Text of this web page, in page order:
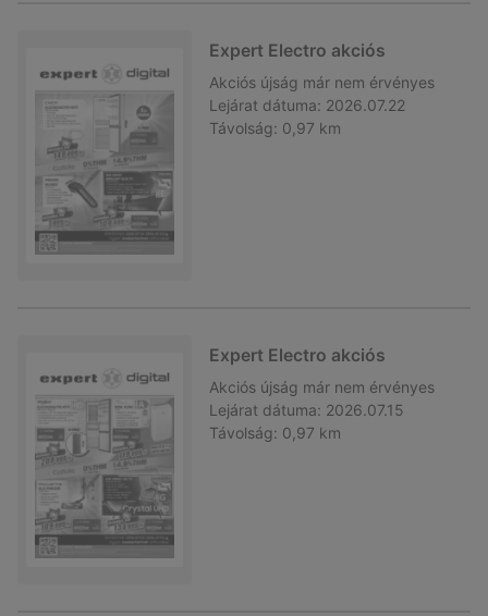
Expert Electro akciós
Akciós újság már nem érvényes
Lejárat dátuma: 2026.07.22
Távolság: 0,97 km
Expert Electro akciós
Akciós újság már nem érvényes
Lejárat dátuma: 2026.07.15
Távolság: 0,97 km